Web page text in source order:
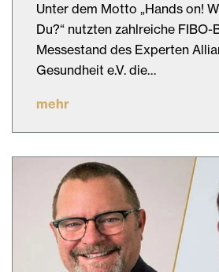
Unter dem Motto „Hands on!
Du?“ nutzten zahlreiche FIBO-
Messestand des Experten
Gesundheit e.V. die…
mehr